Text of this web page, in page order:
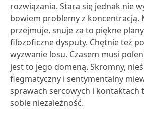
rozwiązania. Stara się jednak nie
bowiem problemy z koncentracją.
przejmuje, snuje za to piękne
filozoficzne dysputy. Chętnie też
wyzwanie losu. Czasem musi
jest to jego domeną. Skromny,
flegmatyczny i sentymentalny
sprawach sercowych i kontaktach
sobie niezależność.